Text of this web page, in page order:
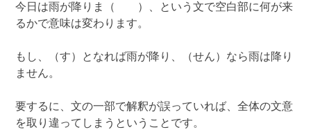
今日は雨が降りま（ ）、という文で空白部に何が来
るかで意味は変わります。
もし、（す）となれば雨が降り、（せん）なら雨は降り
ません。
要するに、文の一部で解釈が誤っていれば、全体の文意
を取り違ってしまうということです。